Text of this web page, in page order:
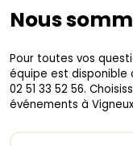
Nous
Pour toutes vos
équipe est disponible
02 51 33 52 56.
événements à